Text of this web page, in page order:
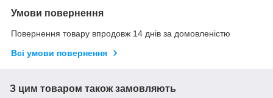
Умови повернення
Повернення товару впродовж 14 днів за домовленістю
Всі умови повернення
З цим товаром також замовляють